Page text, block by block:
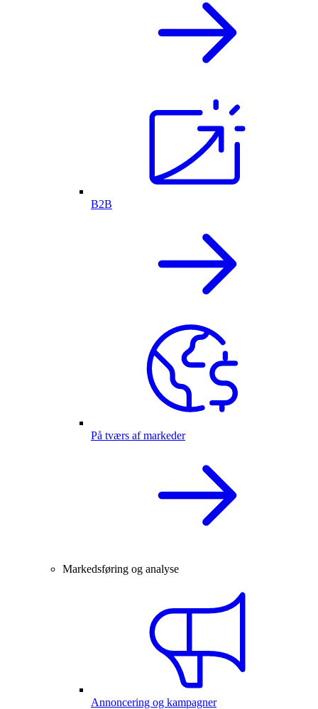
B2B
På tværs af markeder
Markedsføring og analyse
Annoncering og kampagner